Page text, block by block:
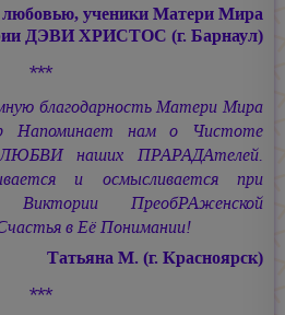
ученики Матери Мира
ДЭВИ ХРИСТОС (г. Барнаул)
***
благодарность Матери Мира
Напоминает нам о Чистоте
наших ПРАРАДАтелей.
и осмысливается при
ПреобРАженской
в Её Понимании!
Татьяна М. (г. Красноярск)
***